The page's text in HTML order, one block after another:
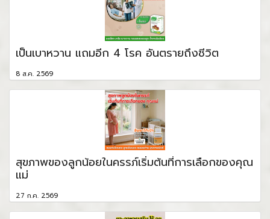
เป็นเบาหวาน แถมอีก 4 โรค อันตรายถึงชีวิต
8 ส.ค. 2569
สุขภาพของลูกน้อยในครรภ์เริ่มต้นที่การเลือกของคุณ
แม่
27 ก.ค. 2569